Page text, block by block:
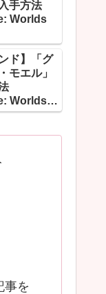
手方法
Worlds
ド】「グ
モエル」
Worlds
事を